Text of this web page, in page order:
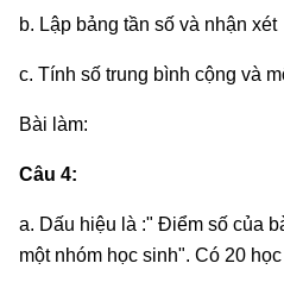
b. Lập bảng tần số và nhận xét
c. Tính số trung bình cộng và
Bài làm:
Câu 4:
a. Dấu hiệu là :" Điểm số của
một nhóm học sinh". Có 20